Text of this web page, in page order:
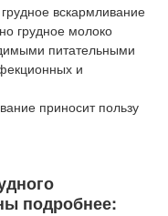
вскармливание
грудное молоко
питательными
и
приносит пользу
подробнее: